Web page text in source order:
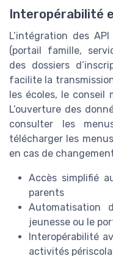
Interopérabilité
L’intégration des
(portail famille,
des dossiers
facilite la
les écoles, le conseil
L’ouverture des
consulter les
télécharger les
en cas de
Accès simplifié
parents
Automatisation
jeunesse ou le
Interopérabilité
activités